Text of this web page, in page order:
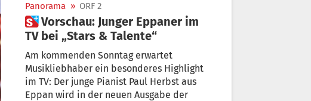
Panorama » ORF 2
 Vorschau: Junger Eppaner im
TV bei „Stars & Talente“
Am kommenden Sonntag erwartet
Musikliebhaber ein besonderes Highlight
im TV: Der junge Pianist Paul Herbst aus
Eppan wird in der neuen Ausgabe der